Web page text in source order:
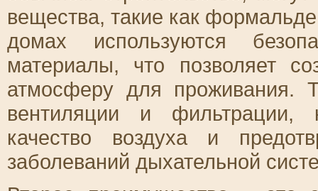
вещества, такие как
домах используются
материалы, что позволяет
атмосферу для проживания.
вентиляции и фильтрации,
качество воздуха и
заболеваний дыхательной